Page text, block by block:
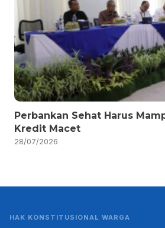
Perbankan Sehat Harus
Kredit Macet
28/07/2026
HAK KONSTITUSIONAL WARGA